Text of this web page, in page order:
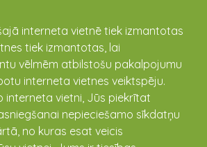
interneta vietnē tiek izmantotas
tiek izmantotas, lai
vēlmēm atbilstošu pakalpojumu
interneta vietnes veiktspēju.
interneta vietni, Jūs piekrītat
nepieciešamo sīkdatņu
no kuras esat veicis
Freimanis